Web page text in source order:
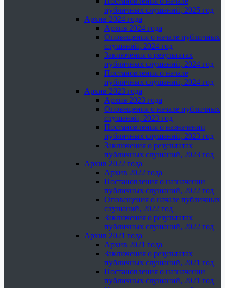
публичных слушаний, 2025 год
Архив 2024 года
Архив 2024 года
Оповещения о начале публичных
слушаний, 2024 год
Заключения о результатах
публичных слушаний, 2024 год
Постановления о начале
публичных слушаний, 2024 год
Архив 2023 года
Архив 2023 года
Оповещения о начале публичных
слушаний, 2023 год
Постановления о назначении
публичных слушаний, 2023 год
Заключения о результатах
публичных слушаний, 2023 год
Архив 2022 года
Архив 2022 года
Постановления о назначении
публичных слушаний, 2022 год
Оповещения о начале публичных
слушаний, 2022 год
Заключения о результатах
публичных слушаний, 2022 год
Архив 2021 года
Архив 2021 года
Заключения о результатах
публичных слушаний, 2021 год
Постановления о назначении
публичных слушаний, 2021 год